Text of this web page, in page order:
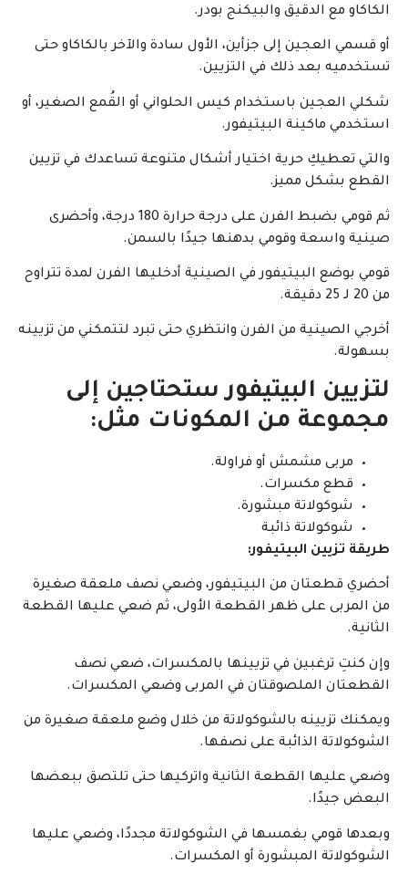
الكاكاو مع الدقيق والبيكنج بودر.
أو قسمي العجين إلى جزأين، الأول سادة والآخر بالكاكاو حتى
تستخدميه بعد ذلك في التزيين.
شكلي العجين باستخدام كيس الحلواني أو القُمع الصغير، أو
استخدمي ماكينة البيتيفور.
والتي تعطيكِ حرية اختيار أشكال متنوعة تساعدك في تزيين
القطع بشكل مميز.
ثم قومي بضبط الفرن على درجة حرارة 180 درجة، وأحضرى
صينية واسعة وقومي بدهنها جيدًا بالسمن.
قومي بوضع البيتيفور في الصينية أدخليها الفرن لمدة تتراوح
من 20 لـ 25 دقيقة.
أخرجي الصينية من الفرن وانتظري حتى تبرد لتتمكني من تزيينه
بسهولة.
لتزيين البيتيفور ستحتاجين إلى
مجموعة من المكونات مثل:
مربى مشمش أو فراولة.
قطع مكسرات.
شوكولاتة مبشورة.
شوكولاتة ذائبة
طريقة تزيين البيتيفور:
أحضري قطعتان من البيتيفور، وضعي نصف ملعقة صغيرة
من المربى على ظهر القطعة الأولى، ثم ضعي عليها القطعة
الثانية.
وإن كنتِ ترغبين في تزيينها بالمكسرات، ضعي نصف
القطعتان الملصوقتان في المربى وضعي المكسرات.
ويمكنك تزيينه بالشوكولاتة من خلال وضع ملعقة صغيرة من
الشوكولاتة الذائبة على نصفها.
وضعي عليها القطعة الثانية واتركيها حتى تلتصق ببعضها
البعض جيدًا.
وبعدها قومي بغمسها في الشوكولاتة مجددًا، وضعي عليها
الشوكولاتة المبشورة أو المكسرات.